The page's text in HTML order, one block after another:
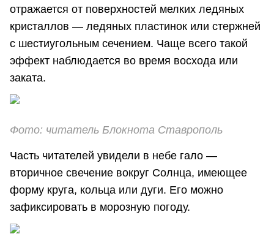
отражается от поверхностей мелких ледяных
кристаллов — ледяных пластинок или стержней
с шестиугольным сечением. Чаще всего такой
эффект наблюдается во время восхода или
заката.
Фото: читатель Блокнота Ставрополь
Часть читателей увидели в небе гало —
вторичное свечение вокруг Солнца, имеющее
форму круга, кольца или дуги. Его можно
зафиксировать в морозную погоду.